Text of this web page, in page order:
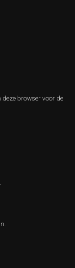
browser voor de